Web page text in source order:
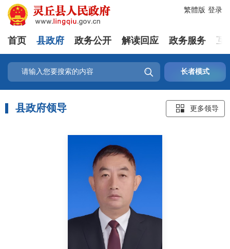
登录
繁體版
首页 县政府 政务公开 解读回应 政务服务 互
 长者模式
县政府领导  更多领导